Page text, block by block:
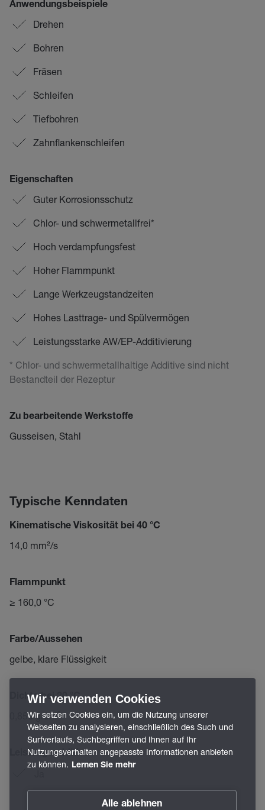
Anwendungsbeispiele
Drehen
Bohren
Fräsen
Schleifen
Tiefbohren
Zahnflankenschleifen
Eigenschaften
Guter Korrosionsschutz
Chlor- und schwermetallfrei*
Hoch verdampfungsfest
Hoher Flammpunkt
Lange Werkzeugstandzeiten
Hohes Lasttrage- und Spülvermögen
Leistungsstarke AW/EP-Additivierung
* Chlor- und schwermetallhaltige Additive sind nicht
Bestandteil der Rezeptur
Zu bearbeitende Werkstoffe
Gusseisen, Stahl
Typische Kenndaten
Kinematische Viskosität bei 40 °C
14,0 mm²/s
Flammpunkt
≥ 160,0 °C
Farbe/Aussehen
gelbe, klare Flüssigkeit
Dichte bei 20 °C
0,850 g/cm³
Leistungsadditive
Wir verwenden Cookies
Wir setzen Cookies ein, um die Nutzung unserer
Webseiten zu analysieren, einschließlich des Such und
Surfverlaufs, Suchbegriffen und Ihnen auf Ihr
Nutzungsverhalten angepasste Informationen anbieten
zu können. Lernen Sie mehr
Alle ablehnen